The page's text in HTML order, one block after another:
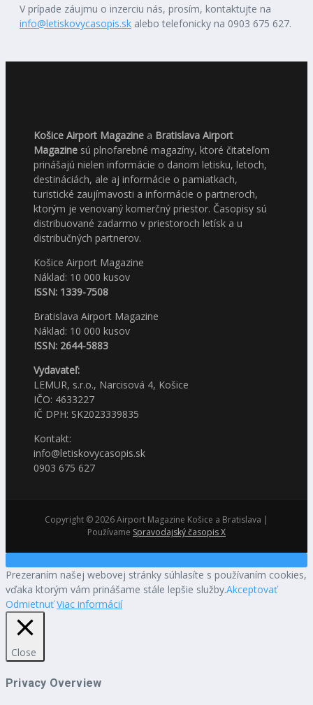
V prípade záujmu o inzerciu nás, prosím, kontaktujte na
info@letiskovycasopis.sk alebo telefonicky na 0903 675 627.
Košice Airport Magazine a Bratislava Airport
Magazine sú plnofarebné magazíny, ktoré čitateľom
prinášajú nielen informácie o danom letisku, letoch,
destináciách, ale aj informácie o pamiatkach,
turistické zaujímavosti a informácie o partneroch,
ktorým je venovaný komerčný priestor. Časopisy sú
distribuované zadarmo v priestoroch letísk a u
distribučných partnerov.
Košice Airport Magazine
Náklad: 10 000 kusov
ISSN: 1339-7508
Bratislava Airport Magazine
Náklad: 10 000 kusov
ISSN: 2644-5883
Vydavateľ:
LEMUR, s.r.o., Narcisová 4, Košice
IČO: 4633227
IČ DPH: SK2023339835
Kontakt:
info@letiskovycasopis.sk
0903 675 627
Copyright © 2026 Airport Magazine Košice a Bratislava |
Používame Spravodajský časopis X
Prezeraním našej webovej stránky súhlasíte s používaním cookies,
vďaka ktorým vám prinášame stále lepšie služby.Akceptovať
Odmietnuť Viac informácií
Close
Privacy Overview